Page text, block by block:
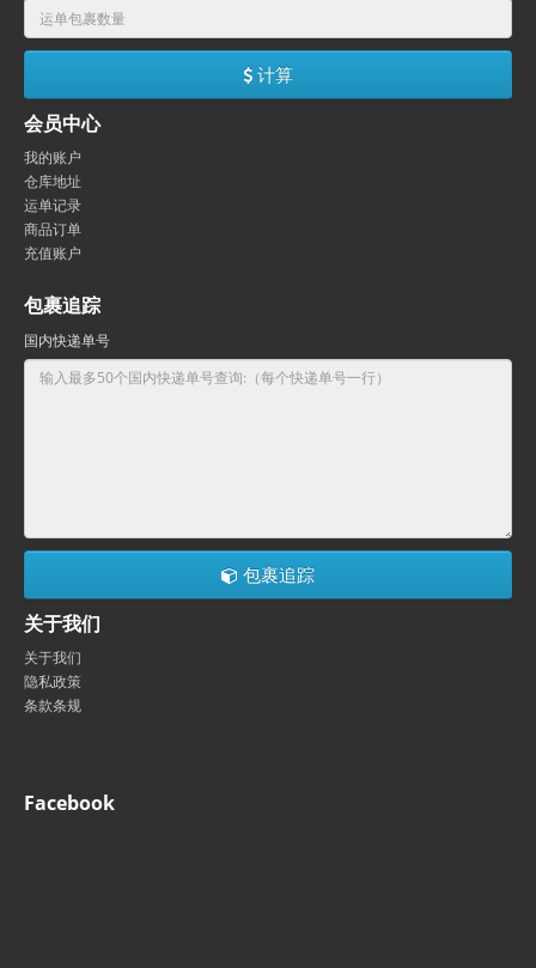
计算
会员中心
我的账户
仓库地址
运单记录
商品订单
充值账户
包裹追踪
国内快递单号
包裹追踪
关于我们
关于我们
隐私政策
条款条规
Facebook